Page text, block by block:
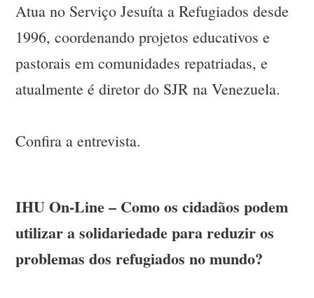
Atua no Serviço Jesuíta a Refugiados desde
1996, coordenando projetos educativos e
pastorais em comunidades repatriadas, e
atualmente é diretor do SJR na Venezuela.
Confira a entrevista.
IHU On-Line – Como os cidadãos podem
utilizar a solidariedade para reduzir os
problemas dos refugiados no mundo?